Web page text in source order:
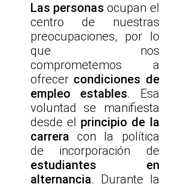
Las personas ocupan el
centro de nuestras
preocupaciones, por lo
que nos
comprometemos a
ofrecer condiciones de
empleo estables. Esa
voluntad se manifiesta
desde el principio de la
carrera con la política
de incorporación de
estudiantes en
alternancia. Durante la